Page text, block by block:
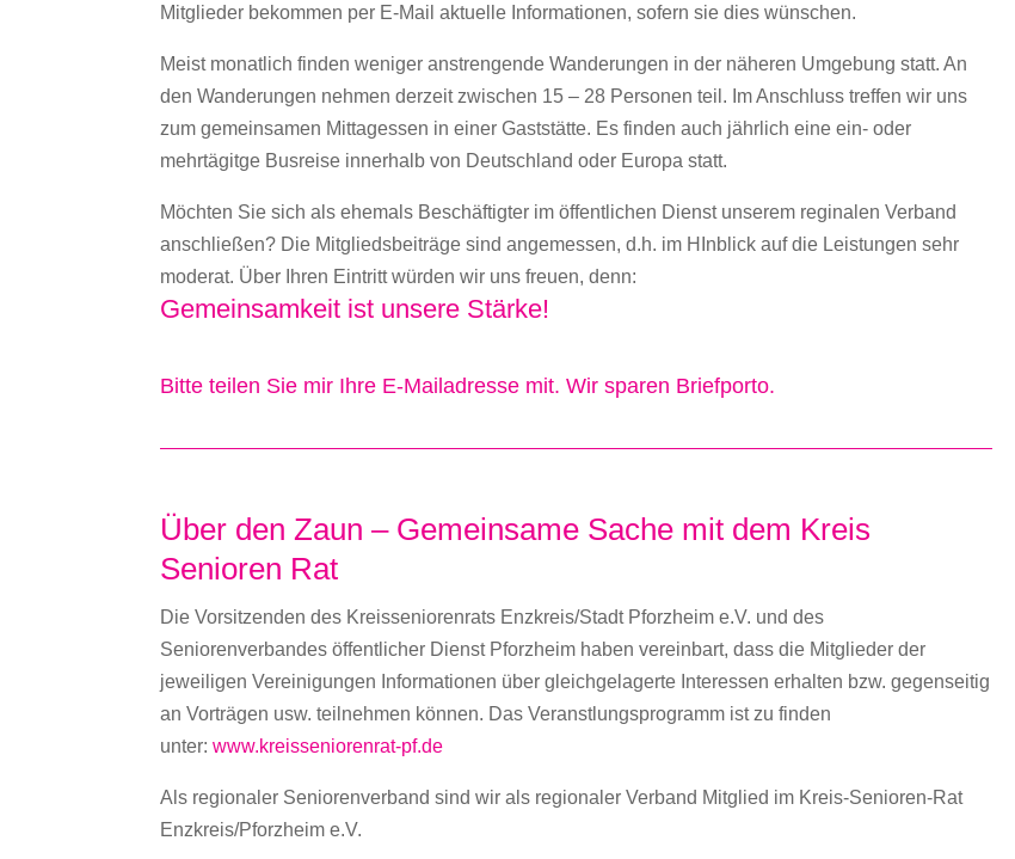
Mitglieder bekommen per E-Mail aktuelle Informationen, sofern sie dies wünschen.
Meist monatlich finden weniger anstrengende Wanderungen in der näheren Umgebung statt. An
den Wanderungen nehmen derzeit zwischen 15 – 28 Personen teil. Im Anschluss treffen wir uns
zum gemeinsamen Mittagessen in einer Gaststätte. Es finden auch jährlich eine ein- oder
mehrtägitge Busreise innerhalb von Deutschland oder Europa statt.
Möchten Sie sich als ehemals Beschäftigter im öffentlichen Dienst unserem reginalen Verband
anschließen? Die Mitgliedsbeiträge sind angemessen, d.h. im HInblick auf die Leistungen sehr
moderat. Über Ihren Eintritt würden wir uns freuen, denn:
Gemeinsamkeit ist unsere Stärke!
Bitte teilen Sie mir Ihre E-Mailadresse mit. Wir sparen Briefporto.
Über den Zaun – Gemeinsame Sache mit dem Kreis
Senioren Rat
Die Vorsitzenden des Kreisseniorenrats Enzkreis/Stadt Pforzheim e.V. und des
Seniorenverbandes öffentlicher Dienst Pforzheim haben vereinbart, dass die Mitglieder der
jeweiligen Vereinigungen Informationen über gleichgelagerte Interessen erhalten bzw. gegenseitig
an Vorträgen usw. teilnehmen können. Das Veranstlungsprogramm ist zu finden
unter: www.kreisseniorenrat-pf.de
Als regionaler Seniorenverband sind wir als regionaler Verband Mitglied im Kreis-Senioren-Rat
Enzkreis/Pforzheim e.V.